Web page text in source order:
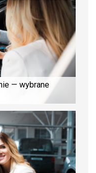
— wybrane